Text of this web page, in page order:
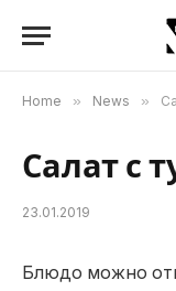
Home » News »
Салат с
23.01.2019
Блюдо можно